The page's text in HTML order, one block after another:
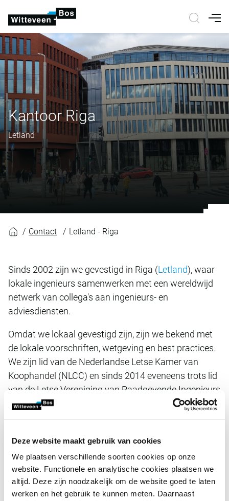
Deze website maakt gebruik van cookies
We plaatsen verschillende soorten cookies op onze
website. Functionele en analytische cookies plaatsen we
altijd. Deze zijn noodzakelijk om de website goed te laten
werken en het gebruik te kunnen meten. Daarnaast
Kantoor Riga
Letland
Contact Letland - Riga
Sinds 2002 zijn we gevestigd in Riga (Letland), waar
lokale ingenieurs samenwerken met een wereldwijd
netwerk van collega's aan ingenieurs- en
adviesdiensten.
Omdat we lokaal gevestigd zijn, zijn we bekend met
de lokale voorschriften, wetgeving en best practices.
We zijn lid van de Nederlandse Letse Kamer van
Koophandel (NLCC) en sinds 2014 eveneens trots lid
van de Letse Vereniging van Raadgevende Ingenieurs
(LIKA).
Gerelateerde projecten